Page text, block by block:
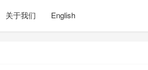
关于我们 English